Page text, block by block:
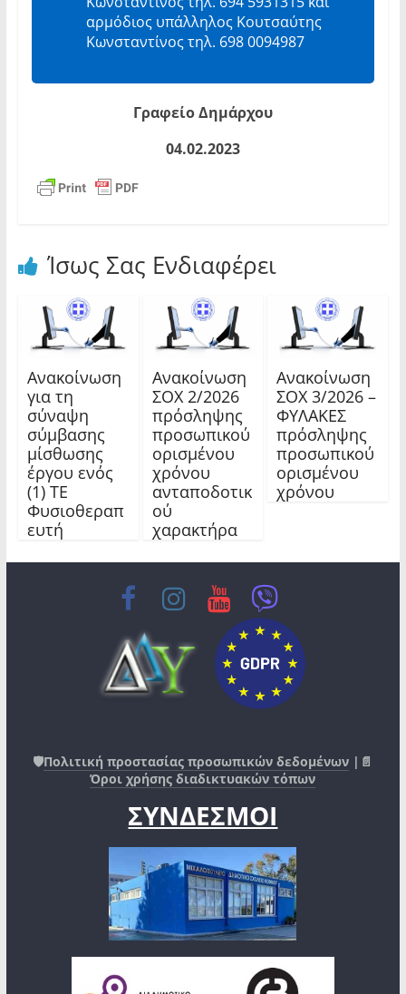
αρμόδιος υπάλληλος Κουτσαύτης
Κωνσταντίνος τηλ. 698 0094987
Γραφείο Δημάρχου
04.02.2023
Ίσως Σας Ενδιαφέρει
Ανακοίνωση
για τη
σύναψη
σύμβασης
μίσθωσης
έργου ενός
(1) ΤΕ
Φυσιοθεραπ
ευτή
Ανακοίνωση
ΣΟΧ 2/2026
πρόσληψης
προσωπικού
ορισμένου
χρόνου
ανταποδοτικ
ού
χαρακτήρα
Ανακοίνωση
ΣΟΧ 3/2026 –
ΦΥΛΑΚΕΣ
πρόσληψης
προσωπικού
ορισμένου
χρόνου
🛡️Πολιτική προστασίας προσωπικών δεδομένων |📄
Όροι χρήσης διαδικτυακών τόπων
ΣΥΝΔΕΣΜΟΙ